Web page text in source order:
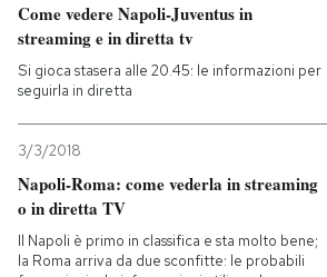
Come vedere Napoli-Juventus in
streaming e in diretta tv
Si gioca stasera alle 20.45: le informazioni per
seguirla in diretta
3/3/2018
Napoli-Roma: come vederla in streaming
o in diretta TV
Il Napoli è primo in classifica e sta molto bene;
la Roma arriva da due sconfitte: le probabili